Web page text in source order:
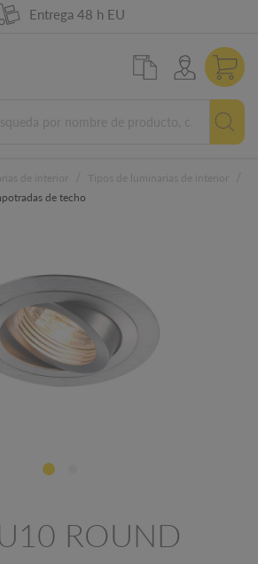
de disponibilidad de la mercancía
Entrega 48 h EU
5 años de garantía
German Engineering
de techo
ROUND